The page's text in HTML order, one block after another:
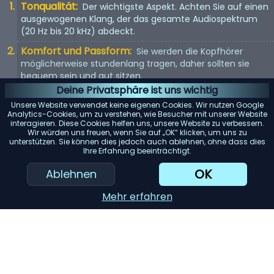
Deine Privatsphäre ist uns wichtig
Unsere Website verwendet keine eigenen Cookies. Wir nutzen Google
Analytics-Cookies, um zu verstehen, wie Besucher mit unserer Website
interagieren. Diese Cookies helfen uns, unsere Website zu verbessern.
Wir würden uns freuen, wenn Sie auf „OK“ klicken, um uns zu
unterstützen. Sie können dies jedoch auch ablehnen, ohne dass dies
Ihre Erfahrung beeinträchtigt.
Ablehnen OK
Mehr erfahren
Tonqualität: Der wichtigste Aspekt. Achten Sie auf einen
ausgewogenen Klang, der das gesamte Audiospektrum
(20 Hz bis 20 kHz) abdeckt.
Komfort und Passform: Sie werden die Kopfhörer
möglicherweise stundenlang tragen, daher sollten sie
bequem sein und gut sitzen.
Kopfhörertyp: In-Ear, On-Ear oder Over-Ear? Jeder Typ
hat seine Vor- und Nachteile. Wählen Sie entsprechend
Ihren Vorlieben.
Mit Kabel oder kabellos: Kabellose Kopfhörer bieten
Bewegungsfreiheit, aber kabelgebundene Kopfhörer
bieten in der Regel eine bessere Tonqualität.
KI-Einkaufsassistent